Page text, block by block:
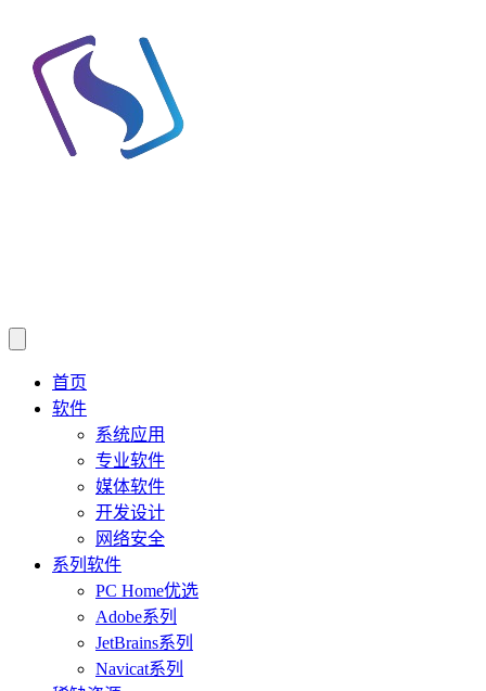
首页
软件
系统应用
专业软件
媒体软件
开发设计
网络安全
系列软件
PC Home优选
Adobe系列
JetBrains系列
Navicat系列